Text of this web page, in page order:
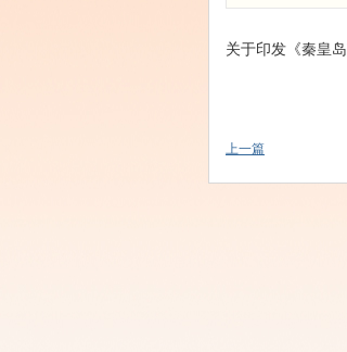
关于印发《秦皇
上一篇